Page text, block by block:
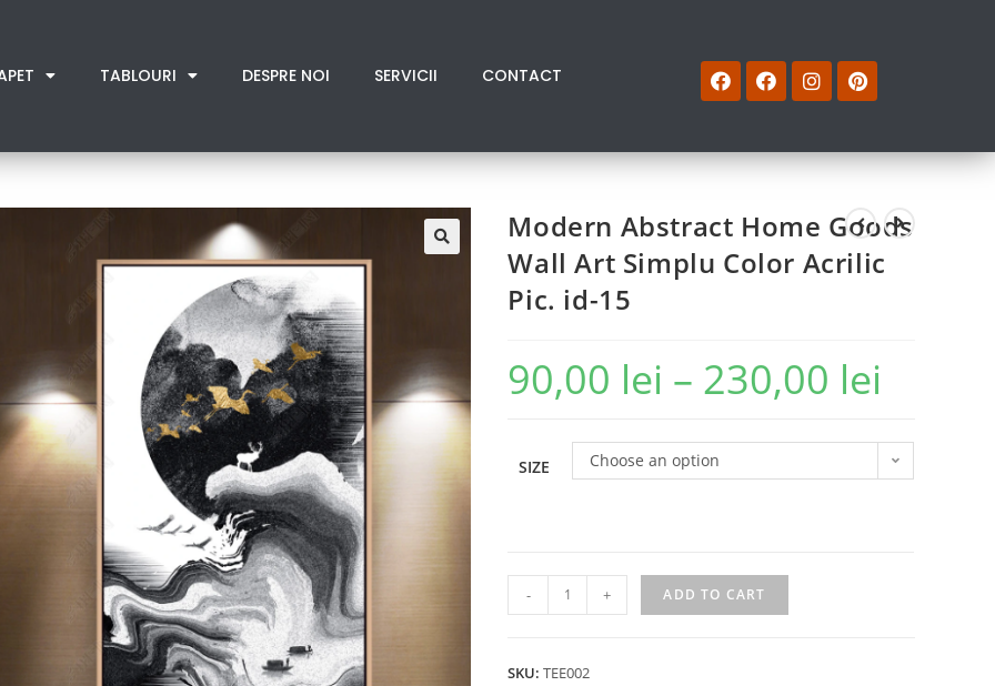
TABLOURI DESPRE NOI SERVICII CONTACT
Modern Abstract Home Goods
Wall Art Simplu Color Acrilic
Pic. id-15
90,00 lei – 230,00 lei
SIZE Choose an option
- + ADD TO CART
SKU:TEE002